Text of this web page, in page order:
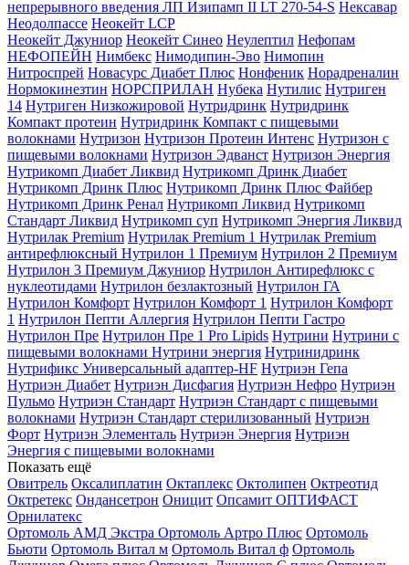
непрерывного введения ЛП Изипамп II LT 270-54-S Нексавар
Неодолпассе Неокейт LCP
Неокейт Джуниор Неокейт Синео Неулептил Нефопам
НЕФОПЕЙН Нимбекс Нимодипин-Эво Нимопин
Нитроспрей Новасурс Диабет Плюс Нонфеник Норадреналин
Нормокинезтин НОРСПРИЛАН Нубека Нутилис Нутриген
14 Нутриген Низкожировой Нутридринк Нутридринк
Компакт протеин Нутридринк Компакт с пищевыми
волокнами Нутризон Нутризон Протеин Интенс Нутризон с
пищевыми волокнами Нутризон Эдванст Нутризон Энергия
Нутрикомп Диабет Ликвид Нутрикомп Дринк Диабет
Нутрикомп Дринк Плюс Нутрикомп Дринк Плюс Файбер
Нутрикомп Дринк Ренал Нутрикомп Ликвид Нутрикомп
Стандарт Ликвид Нутрикомп суп Нутрикомп Энергия Ликвид
Нутрилак Premium Нутрилак Premium 1 Нутрилак Premium
антирефлюксный Нутрилон 1 Премиум Нутрилон 2 Премиум
Нутрилон 3 Премиум Джуниор Нутрилон Антирефлюкс с
нуклеотидами Нутрилон безлактозный Нутрилон ГА
Нутрилон Комфорт Нутрилон Комфорт 1 Нутрилон Комфорт
1 Нутрилон Пепти Аллергия Нутрилон Пепти Гастро
Нутрилон Пре Нутрилон Пре 1 Pro Lipids Нутрини Нутрини с
пищевыми волокнами Нутрини энергия Нутринидринк
Нутрификс Универсальный адаптер-HF Нутриэн Гепа
Нутриэн Диабет Нутриэн Дисфагия Нутриэн Нефро Нутриэн
Пульмо Нутриэн Стандарт Нутриэн Стандарт с пищевыми
волокнами Нутриэн Стандарт стерилизованный Нутриэн
Форт Нутриэн Элементаль Нутриэн Энергия Нутриэн
Энергия с пищевыми волокнами
Показать ещё
Овитрель Оксалиплатин Октаплекс Октолипен Октреотид
Октретекс Ондансетрон Оницит Опсамит ОПТИФАСТ
Орнилатекс
Ортомоль АМД Экстра Ортомоль Артро Плюс Ортомоль
Бьюти Ортомоль Витал м Ортомоль Витал ф Ортомоль